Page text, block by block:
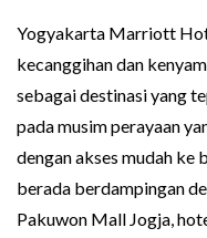
Yogyakarta Marriott
kecanggihan dan
sebagai destinasi yang
pada musim perayaan
dengan akses mudah
berada berdampingan
Pakuwon Mall Jogja,